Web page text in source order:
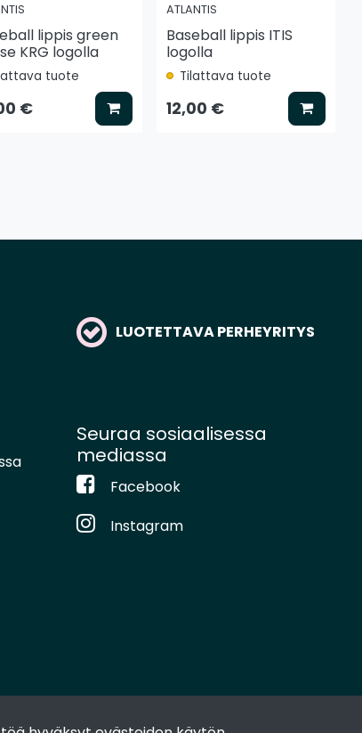
lippis green
KRG logolla
tuote
€ Lisää koriin
ATLANTIS
Baseball lippis ITIS
logolla
Tilattava tuote
12,00 € Lisää
LUOTETTAVA PERHEYRITYS
Seuraa sosiaalisessa
mediassa
Facebook
Instagram